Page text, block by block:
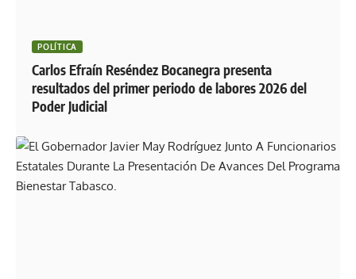
POLÍTICA
Carlos Efraín Reséndez Bocanegra presenta
resultados del primer periodo de labores 2026 del
Poder Judicial